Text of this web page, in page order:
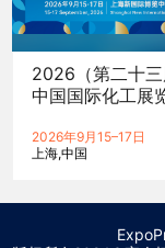
2026（第二十三
中国国际化工展
2026年9月15–17日
上海 中国